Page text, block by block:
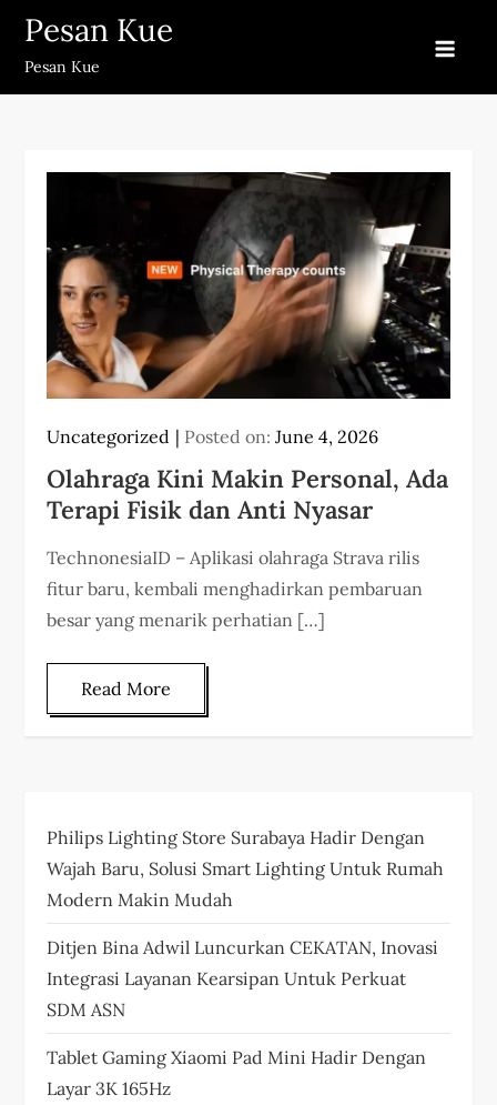
Skip
content
Pesan Kue
Pesan Kue
Uncategorized Posted on:June 4, 2026
Olahraga Kini Makin Personal, Ada
Terapi Fisik dan Anti Nyasar
TechnonesiaID – Aplikasi olahraga Strava rilis
fitur baru, kembali menghadirkan pembaruan
besar yang menarik perhatian […]
Read More
Philips Lighting Store Surabaya Hadir Dengan
Wajah Baru, Solusi Smart Lighting Untuk Rumah
Modern Makin Mudah
Ditjen Bina Adwil Luncurkan CEKATAN, Inovasi
Integrasi Layanan Kearsipan Untuk Perkuat
SDM ASN
Tablet Gaming Xiaomi Pad Mini Hadir Dengan
Layar 3K 165Hz